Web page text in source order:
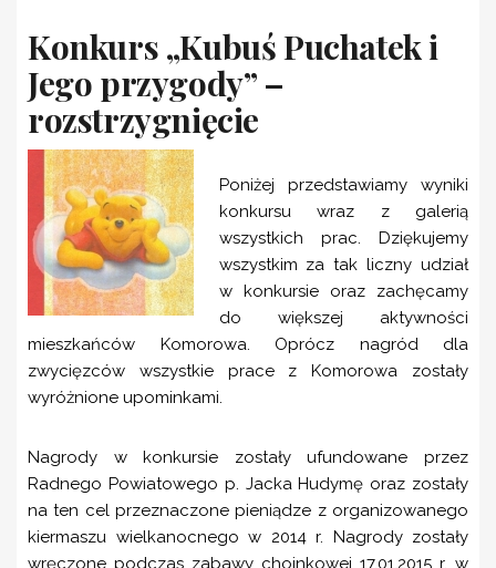
Konkurs „Kubuś Puchatek i
Jego przygody” –
rozstrzygnięcie
Poniżej przedstawiamy wyniki
konkursu wraz z galerią
wszystkich prac. Dziękujemy
wszystkim za tak liczny udział
w konkursie oraz zachęcamy
do większej aktywności
mieszkańców Komorowa. Oprócz nagród dla
zwycięzców wszystkie prace z Komorowa zostały
wyróżnione upominkami.
Nagrody w konkursie zostały ufundowane przez
Radnego Powiatowego p. Jacka Hudymę oraz zostały
na ten cel przeznaczone pieniądze z organizowanego
kiermaszu wielkanocnego w 2014 r. Nagrody zostały
wręczone podczas zabawy choinkowej 17.01.2015 r. w